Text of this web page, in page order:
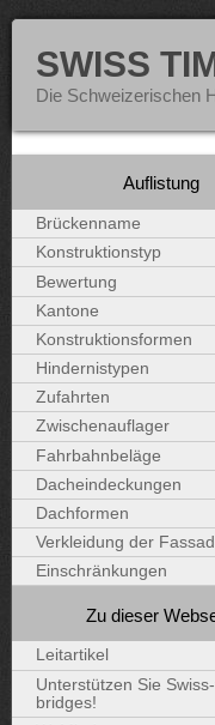
SWISS
Die Schweizerischen
Auflistung
Brückenname
Konstruktionstyp
Bewertung
Kantone
Konstruktionsformen
Hindernistypen
Zufahrten
Zwischenauflager
Fahrbahnbeläge
Dacheindeckungen
Dachformen
Verkleidung der
Einschränkungen
Zu dieser
Leitartikel
Unterstützen Sie
bridges!